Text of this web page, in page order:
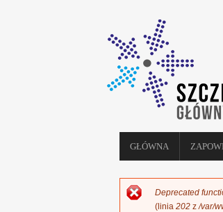
GŁÓWNA
KOMUNIKAT
Deprecated
(linia 202 z/var/